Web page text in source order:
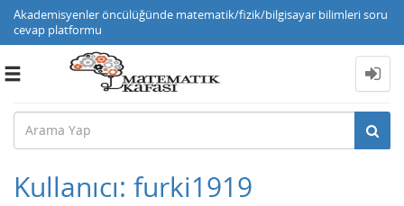
Akademisyenler öncülüğünde matematik/fizik/bilgisayar bilimleri soru
cevap platformu
Toggle
Kullanıcı: furki1919